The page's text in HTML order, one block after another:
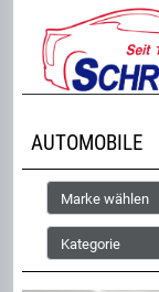
AUTOMOBILE